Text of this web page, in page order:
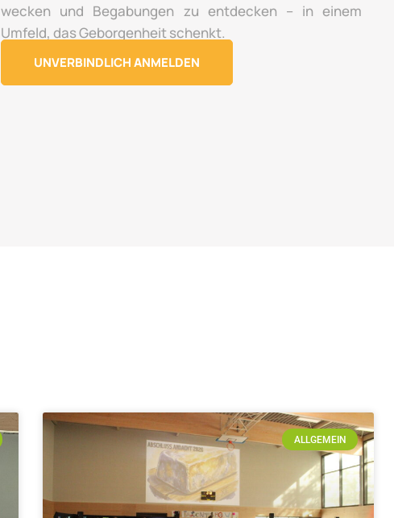
wecken und Begabungen zu entdecken – in einem
Umfeld, das Geborgenheit schenkt.
UNVERBINDLICH ANMELDEN
ALLGEMEIN